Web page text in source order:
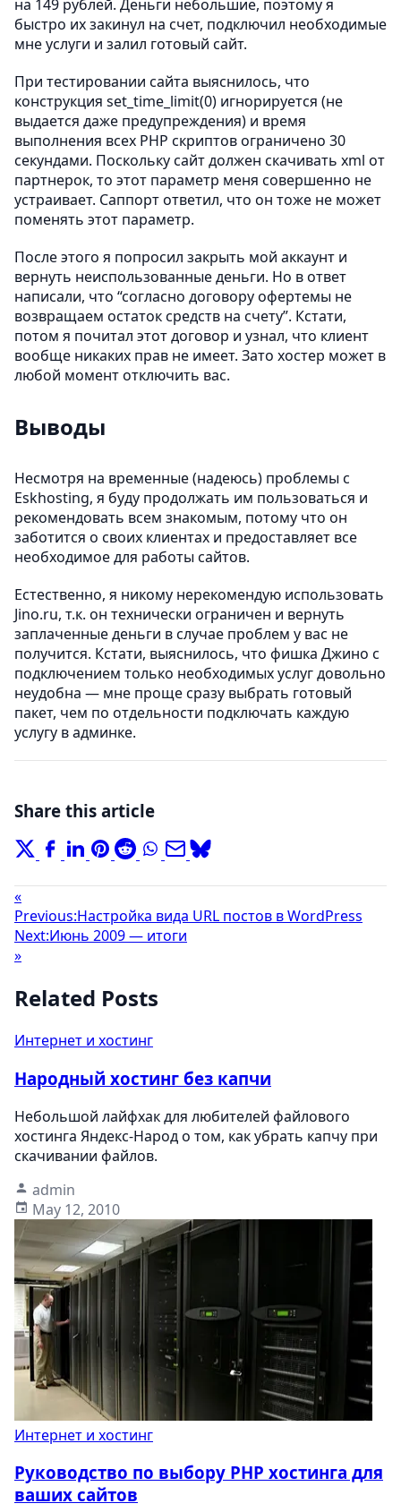
на 149 рублей. Деньги небольшие, поэтому я
быстро их закинул на счет, подключил необходимые
мне услуги и залил готовый сайт.
При тестировании сайта выяснилось, что
конструкция set_time_limit(0) игнорируется (не
выдается даже предупреждения) и время
выполнения всех PHP скриптов ограничено 30
секундами. Поскольку сайт должен скачивать xml от
партнерок, то этот параметр меня совершенно не
устраивает. Саппорт ответил, что он тоже не может
поменять этот параметр.
После этого я попросил закрыть мой аккаунт и
вернуть неиспользованные деньги. Но в ответ
написали, что “согласно договору офертемы не
возвращаем остаток средств на счету”. Кстати,
потом я почитал этот договор и узнал, что клиент
вообще никаких прав не имеет. Зато хостер может в
любой момент отключить вас.
Выводы
Несмотря на временные (надеюсь) проблемы с
Eskhosting, я буду продолжать им пользоваться и
рекомендовать всем знакомым, потому что он
заботится о своих клиентах и предоставляет все
необходимое для работы сайтов.
Естественно, я никому нерекомендую использовать
Jino.ru, т.к. он технически ограничен и вернуть
заплаченные деньги в случае проблем у вас не
получится. Кстати, выяснилось, что фишка Джино с
подключением только необходимых услуг довольно
неудобна — мне проще сразу выбрать готовый
пакет, чем по отдельности подключать каждую
услугу в админке.
Share this article
«
Previous:Настройка вида URL постов в WordPress
Next:Июнь 2009 — итоги
»
Related Posts
Интернет и хостинг
Народный хостинг без капчи
Небольшой лайфхак для любителей файлового
хостинга Яндекс-Народ о том, как убрать капчу при
скачивании файлов.
admin
May 12, 2010
Интернет и хостинг
Руководство по выбору PHP хостинга для
ваших сайтов